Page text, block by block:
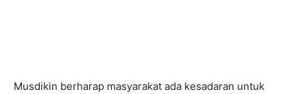
Musdikin berharap masyarakat ada kesadaran untuk